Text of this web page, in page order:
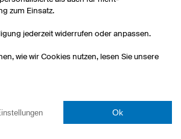
Verband e.V.
bieten nicht nur
auch Weiterbildungsmaßnahmen für
Trainerausbildung erhalten Sie in
geht’s!“
zum Einsatz.
jederzeit widerrufen oder anpassen.
wie wir Cookies nutzen, lesen Sie unsere
Ok